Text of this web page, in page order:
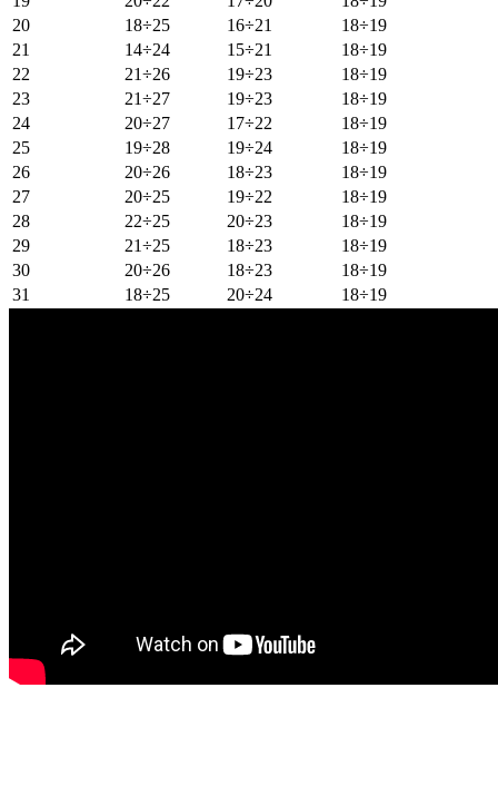
20
18÷25 16÷21
18÷19
21
14÷24 15÷21
18÷19
22
21÷26 19÷23
18÷19
23
21÷27 19÷23
18÷19
24
20÷27 17÷22
18÷19
25
19÷28 19÷24
18÷19
26
20÷26 18÷23
18÷19
27
20÷25 19÷22
18÷19
28
22÷25 20÷23
18÷19
29
21÷25 18÷23
18÷19
30
20÷26 18÷23
18÷19
31
18÷25 20÷24 18÷19